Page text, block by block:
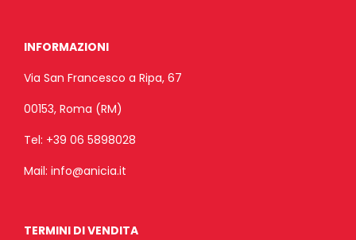
INFORMAZIONI
Via San Francesco a Ripa, 67
00153, Roma (RM)
Tel: +39 06 5898028
Mail: info@anicia.it
TERMINI DI VENDITA